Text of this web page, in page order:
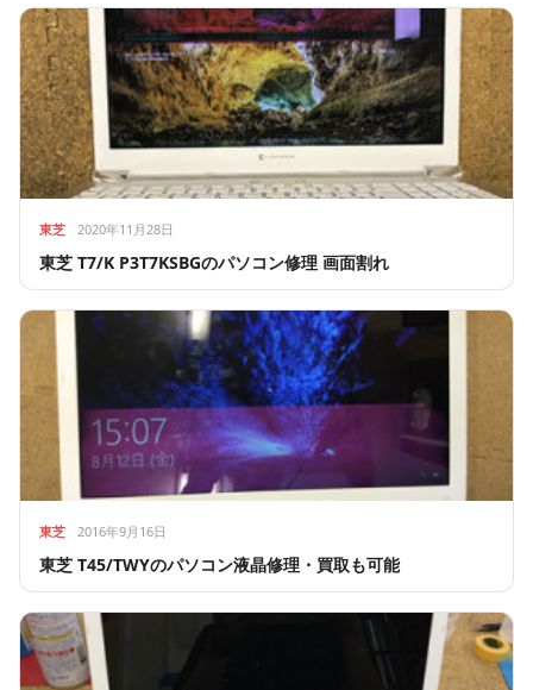
東芝 2020年11月28日
東芝 T7/K P3T7KSBGのパソコン修理 画面割れ
東芝 2016年9月16日
東芝 T45/TWYのパソコン液晶修理・買取も可能